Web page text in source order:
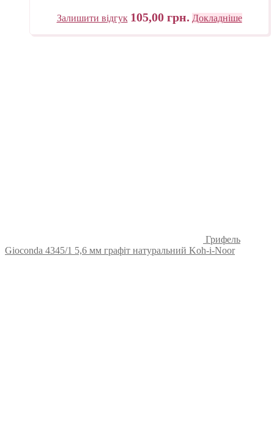
Залишити відгук 105,00 грн. Докладніше
Грифель
Gioconda 4345/1 5,6 мм графіт натуральний Koh-i-Noor